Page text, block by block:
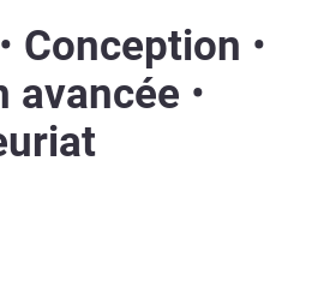
• Conception •
avancée •